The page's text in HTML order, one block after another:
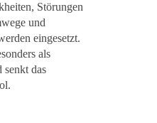
Störungen
und
eingesetzt.
als
senkt das